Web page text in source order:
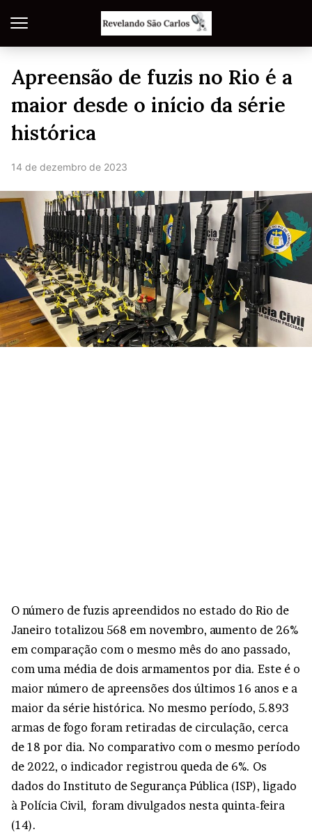
Apreensão de fuzis no Rio é a
maior desde o início da série
histórica
14 de dezembro de 2023
O número de fuzis apreendidos no estado do Rio de
Janeiro totalizou 568 em novembro, aumento de 26%
em comparação com o mesmo mês do ano passado,
com uma média de dois armamentos por dia. Este é o
maior número de apreensões dos últimos 16 anos e a
maior da série histórica. No mesmo período, 5.893
armas de fogo foram retiradas de circulação, cerca
de 18 por dia. No comparativo com o mesmo período
de 2022, o indicador registrou queda de 6%. Os
dados do Instituto de Segurança Pública (ISP), ligado
à Polícia Civil, foram divulgados nesta quinta-feira
(14).